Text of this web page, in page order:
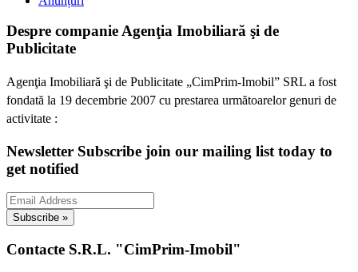
Despre companieAgenţia Imobiliară şi de
Publicitate
Agenţia Imobiliară şi de Publicitate „CimPrim-Imobil” SRL a fost
fondată la 19 decembrie 2007 cu prestarea următoarelor genuri de
activitate :
Newsletter Subscribe join our mailing list today to
get notified
Contacte S.R.L. "CimPrim-Imobil"